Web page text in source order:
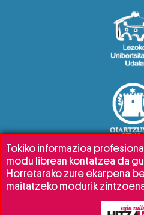
Tokiko informazioa
modu librean kontatzea da
Horretarako zure ekarpena
maitatzeko modurik